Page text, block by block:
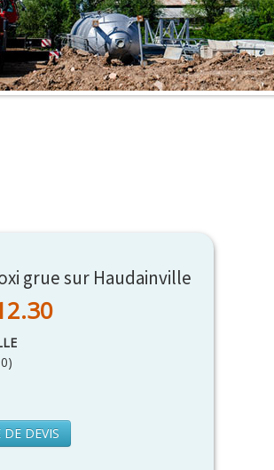
grue sur Haudainville
)
DEVIS